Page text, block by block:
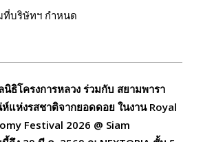
ที่บริษัทฯ กำหนด
นิธิโครงการหลวง ร่วมกับ สยามพารา
แห่งรสชาติจากยอดดอย ในงาน Royal
Festival 2026 @ Siam